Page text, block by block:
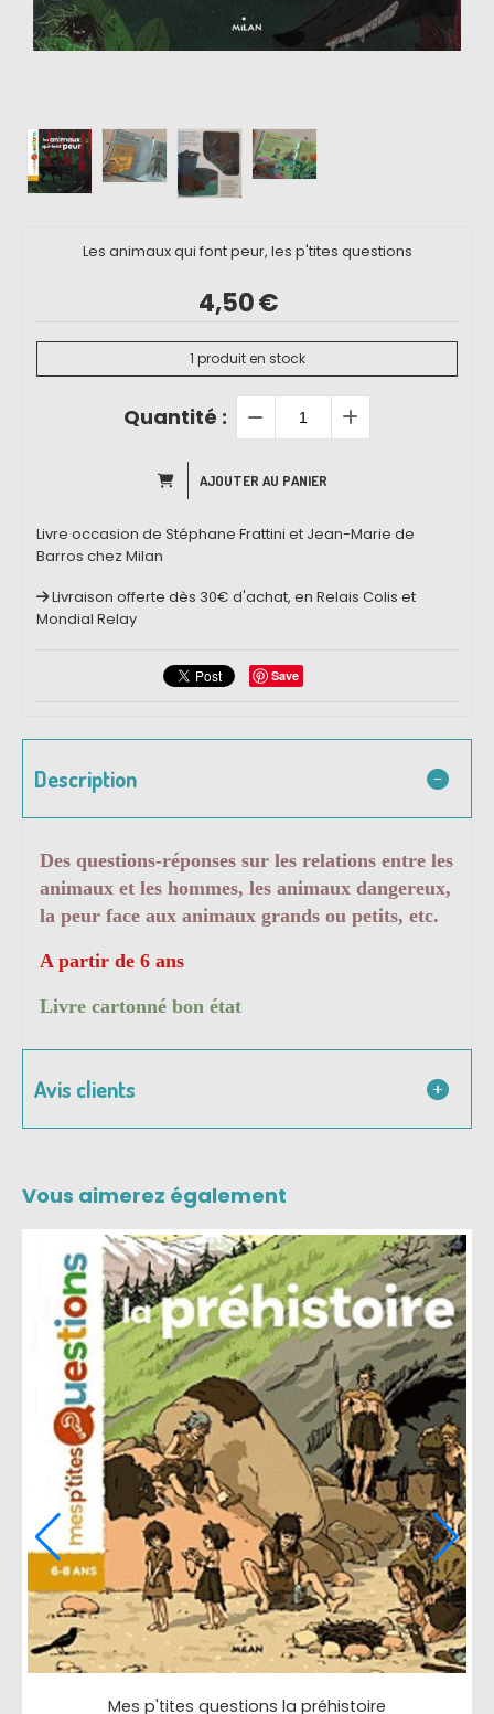
Les animaux qui font peur, les p'tites questions
4,50€
1 produit en stock
Quantité :
AJOUTER AU PANIER
Livre occasion de Stéphane Frattini et Jean-Marie de
Barros chez Milan
Livraison offerte dès 30€ d'achat, en Relais Colis et
Mondial Relay
Save
Description
Des questions-réponses sur les relations entre les
animaux et les hommes, les animaux dangereux,
la peur face aux animaux grands ou petits, etc.
A partir de 6 ans
Livre cartonné bon état
Avis clients
Vous aimerez également
Mes p'tites questions, pipi, caca et crottes de nez